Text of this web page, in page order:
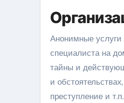
Анонимные услуги
специалиста на
тайны и
и
преступление и